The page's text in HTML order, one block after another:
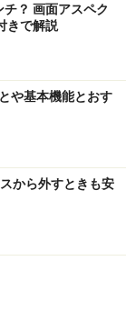
？ 画面アスペク
きで解説
や基本機能とおす
から外すときも安